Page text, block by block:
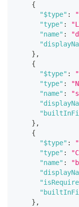
{
"$type" :
"type" :
"name" :
} ,
{
"$type" :
"type" :
"name" :
} ,
{
"$type" :
"type" :
"name" :
} ,